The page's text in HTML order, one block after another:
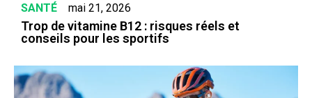
SANTÉ mai 21, 2026
Trop de vitamine B12 : risques réels et
conseils pour les sportifs